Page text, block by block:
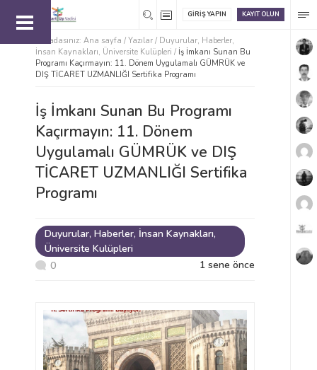
KAYIT OLUN
GIRIŞ YAPIN
Buradasınız: Ana sayfa / Yazılar / Duyurular, Haberler,
İnsan Kaynakları, Üniversite Kulüpleri / İş İmkanı Sunan Bu
Programı Kaçırmayın: 11. Dönem Uygulamalı GÜMRÜK ve
DIŞ TİCARET UZMANLIĞI Sertifika Programı
İş İmkanı Sunan Bu Programı
Kaçırmayın: 11. Dönem
Uygulamalı GÜMRÜK ve DIŞ
TİCARET UZMANLIĞI Sertifika
Programı
Duyurular, Haberler, İnsan Kaynakları,
Üniversite Kulüpleri
0
1 sene önce